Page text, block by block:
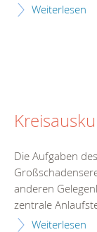
Weiterlesen
Die Aufgaben
anderen
zentrale
Weiterlesen